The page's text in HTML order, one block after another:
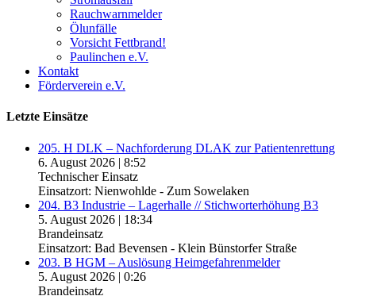
Rauchwarnmelder
Ölunfälle
Vorsicht Fettbrand!
Paulinchen e.V.
Kontakt
Förderverein e.V.
Letzte Einsätze
205. H DLK – Nachforderung DLAK zur Patientenrettung
6. August 2026 | 8:52
Technischer Einsatz
Einsatzort: Nienwohlde - Zum Sowelaken
204. B3 Industrie – Lagerhalle // Stichworterhöhung B3
5. August 2026 | 18:34
Brandeinsatz
Einsatzort: Bad Bevensen - Klein Bünstorfer Straße
203. B HGM – Auslösung Heimgefahrenmelder
5. August 2026 | 0:26
Brandeinsatz